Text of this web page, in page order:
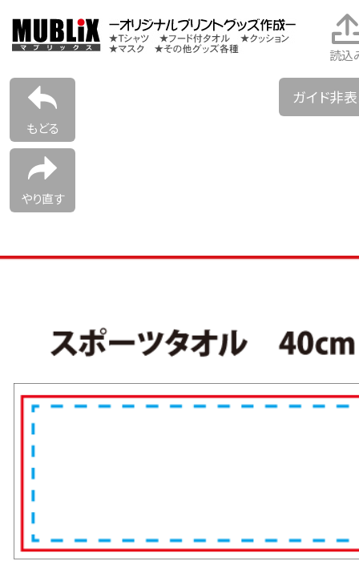
読込
ガイド非
もどる
やり直す